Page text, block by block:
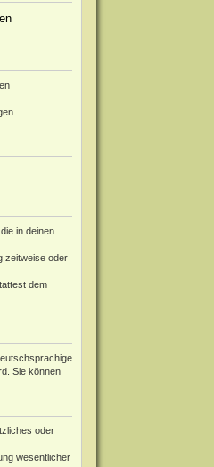
in deinen
zeitweise oder
dem
Sie können
oder
wesentlicher